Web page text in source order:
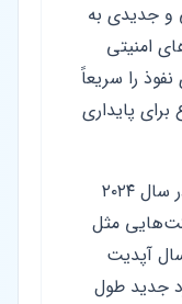
و جدیدی به
امنیتی
را سریعاً
پایداری
سیاست پشتیبانی برندهای بزرگ در سال ۲۰۲۴
مثل
آپدیت
جدید طول